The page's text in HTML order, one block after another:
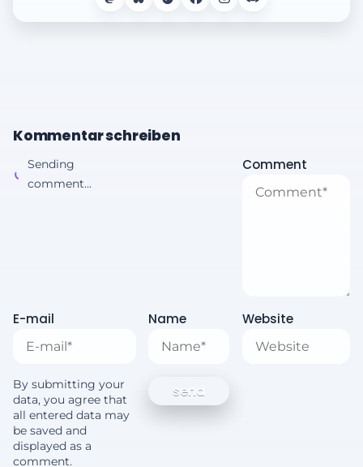
Kommentar schreiben
Sending
comment...
Comment
E-mail Name Website
By submitting your
data, you agree that
all entered data may
be saved and
displayed as a
comment.